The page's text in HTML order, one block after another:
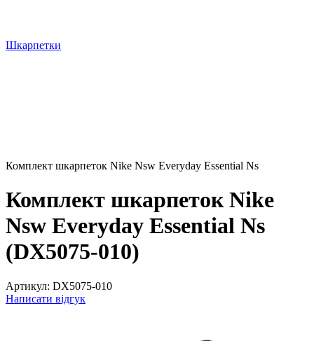
Шкарпетки
Комплект шкарпеток Nike Nsw Everyday Essential Ns
Комплект шкарпеток Nike
Nsw Everyday Essential Ns
(DX5075-010)
Артикул: DX5075-010
Написати відгук